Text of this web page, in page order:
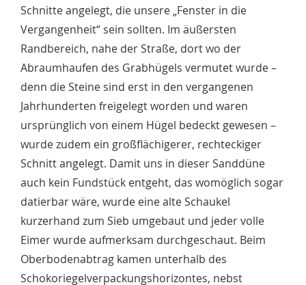
Schnitte angelegt, die unsere „Fenster in die
Vergangenheit“ sein sollten. Im äußersten
Randbereich, nahe der Straße, dort wo der
Abraumhaufen des Grabhügels vermutet wurde –
denn die Steine sind erst in den vergangenen
Jahrhunderten freigelegt worden und waren
ursprünglich von einem Hügel bedeckt gewesen –
wurde zudem ein großflächigerer, rechteckiger
Schnitt angelegt. Damit uns in dieser Sanddüne
auch kein Fundstück entgeht, das womöglich sogar
datierbar wäre, wurde eine alte Schaukel
kurzerhand zum Sieb umgebaut und jeder volle
Eimer wurde aufmerksam durchgeschaut. Beim
Oberbodenabtrag kamen unterhalb des
Schokoriegelverpackungshorizontes, nebst